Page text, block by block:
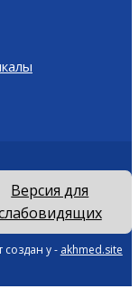
Версия для
создан у - akhmed.site